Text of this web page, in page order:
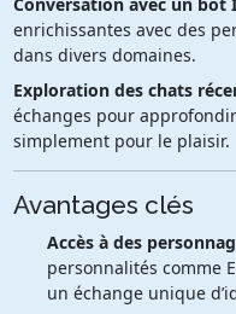
enrichissantes avec des
dans divers domaines.
Exploration des chats
échanges pour
simplement pour le plaisir.
Avantages clés
Accès à des
personnalités comme
un échange unique